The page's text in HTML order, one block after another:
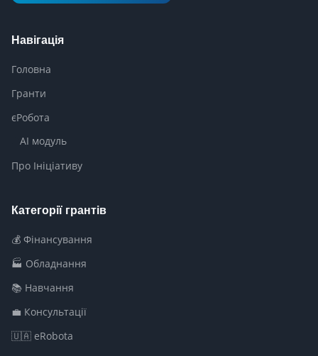
Навігація
Головна
Гранти
єРобота
AI модуль
Про Ініціативу
Категорії грантів
💰 Фінансування
🏭 Обладнання
📚 Навчання
💼 Консультації
🇺🇦 eRobota